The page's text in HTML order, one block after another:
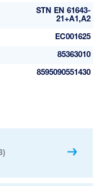
STN EN 61643-
21+A1,A2
EC001625
85363010
8595090551430